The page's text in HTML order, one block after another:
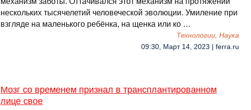
нескольких тысячелетий человеческой эволюции. Умиление при
взгляде на маленького ребёнка, на щенка или ко …
Технологии, Наука
09:30, Март 14, 2023 | ferra.ru
Мозг со временем признал в трансплантированном
лице свое